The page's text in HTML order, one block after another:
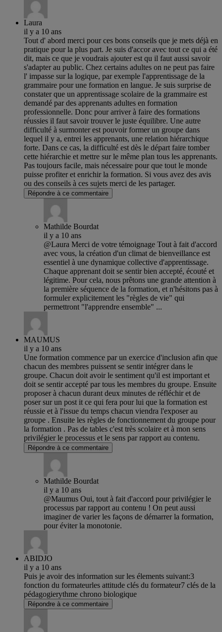
Laura
il y a 10 ans
Tout d' abord merci pour ces bons conseils que je mets déjà en
pratique pour la plus part. Je suis d'accor avec tout ce qui a été
dit, mais ce que je voudrais ajouter est qu il faut aussi savoir
s'adapter au public. Chez certains adultes on ne peut pas faire
l' impasse sur la logique, par exemple l'apprentissage de la
grammaire pour une formation en langue. Je suis surprise de
constater que un apprentissage scolaire de la grammaire est
demandé par des apprenants adultes en formation
professionnelle. Donc pour arriver à faire des formations
réussies il faut savoir trouver le juste équilibre. Une autre
difficulté à surmonter est pouvoir former un groupe dans
lequel il y a, entrei les apprenants, une relation hiérarchique
forte. Dans ce cas, la difficulté est dès le départ faire tomber
cette hiérarchie et mettre sur le même plan tous les apprenants.
Pas toujours facile, mais nécessaire pour que tout le monde
puisse profiter et enrichir la formation. Si vous avez des avis
ou des conseils à ces sujets merci de les partager.
Répondre à ce commentaire
Mathilde Bourdat
il y a 10 ans
@Laura Merci de votre témoignage Tout à fait d'accord
avec vous, la création d'un climat de bienveillance est
essentiel à une dynamique collective d'apprentissage.
Chaque apprenant doit se sentir bien accepté, écouté et
légitime. Pour cela, nous prêtons une grande attention à
la première séquence de la formation, et n'hésitons pas à
formuler explicitement les "règles de vie" qui
permettront "l'apprendre ensemble" ...
MAUMUS
il y a 10 ans
Une formation commence par un exercice d'inclusion afin que
chacun des membres puissent se sentir intégrer dans le
groupe. Chacun doit avoir le sentiment qu'il est important et
doit se sentir accepté par tous les membres du groupe. Ensuite
proposer à chacun durant deux minutes de réfléchir et de
poser sur un post it ce qui fera pour lui que la formation est
réussie et à l'issue du temps chacun viendra l'exposer au
groupe . Ensuite les règles de fonctionnement du groupe pour
la formation . Pas de tables c'est très scolaire et à mon sens
privilégier le processus et le sens par rapport au contenu.
Répondre à ce commentaire
Mathilde Bourdat
il y a 10 ans
@Maumus Oui, tout à fait d'accord pour privilégier le
processus par rapport au contenu ! On peut aussi
imaginer de varier les façons de démarrer la formation,
pour éviter la monotonie.
ABIDJO
il y a 10 ans
Puis je avoir des information sur les élements suivant:3
fonction du formateurles attitude clés du formateur7 clés de la
pédagogierythme chrono biologique
Répondre à ce commentaire